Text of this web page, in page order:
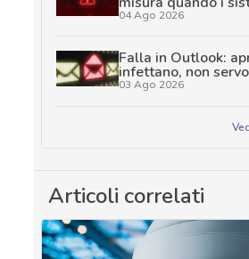
04 Ago 2026
Falla in Outlook:
infettano, non
03 Ago 2026
Articoli correlati